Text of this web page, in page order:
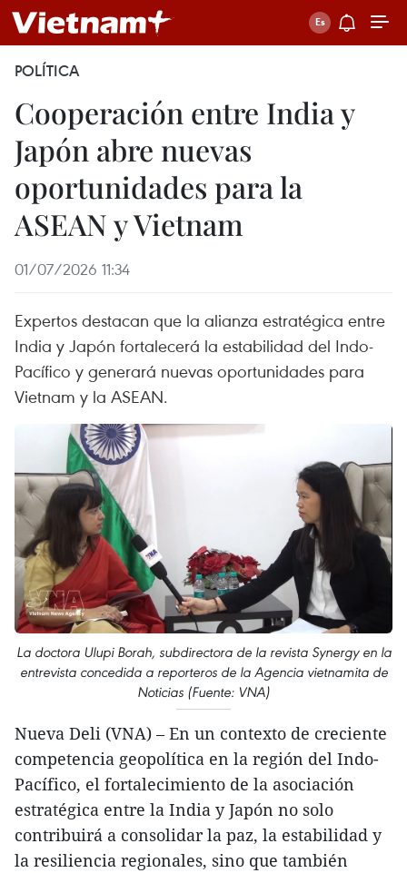
POLÍTICA
Cooperación entre India y
Japón abre nuevas
oportunidades para la
ASEAN y Vietnam
01/07/2026 11:34
Expertos destacan que la alianza estratégica entre
India y Japón fortalecerá la estabilidad del Indo-
Pacífico y generará nuevas oportunidades para
Vietnam y la ASEAN.
La doctora Ulupi Borah, subdirectora de la revista Synergy en la
entrevista concedida a reporteros de la Agencia vietnamita de
Noticias (Fuente: VNA)
Nueva Deli (VNA) – En un contexto de creciente
competencia geopolítica en la región del Indo-
Pacífico, el fortalecimiento de la asociación
estratégica entre la India y Japón no solo
contribuirá a consolidar la paz, la estabilidad y
la resiliencia regionales, sino que también